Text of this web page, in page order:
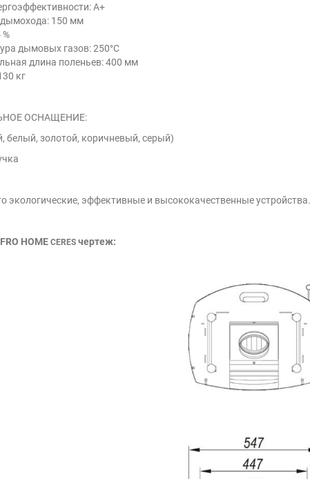
A+
150 мм
дымовых газов: 250°C
длина поленьев: 400 мм
кг
ОСНАЩЕНИЕ:
белый, золотой, коричневый, серый)
экологические, эффективные и высококачественные устройства.
HOME CERES чертеж: